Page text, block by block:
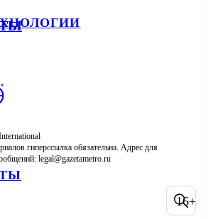
гиперссылка обязательна. Адрес для
16+